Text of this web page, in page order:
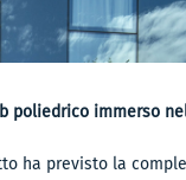
poliedrico immerso
ha previsto la